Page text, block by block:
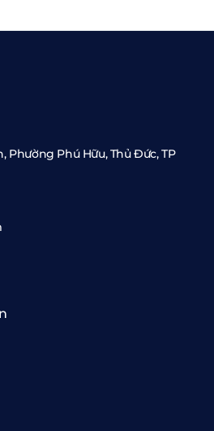
Phường Phú Hữu, Thủ Đức, TP